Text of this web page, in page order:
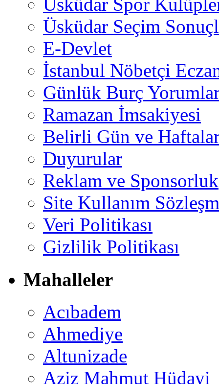
Üsküdar Spor
Üsküdar Seçim
E-Devlet
İstanbul Nöbetçi
Günlük Burç
Ramazan İmsakiyesi
Belirli Gün ve
Duyurular
Reklam ve Sponsorluk
Site Kullanım
Veri Politikası
Gizlilik Politikası
Mahalleler
Acıbadem
Ahmediye
Altunizade
Aziz Mahmut Hüdayi